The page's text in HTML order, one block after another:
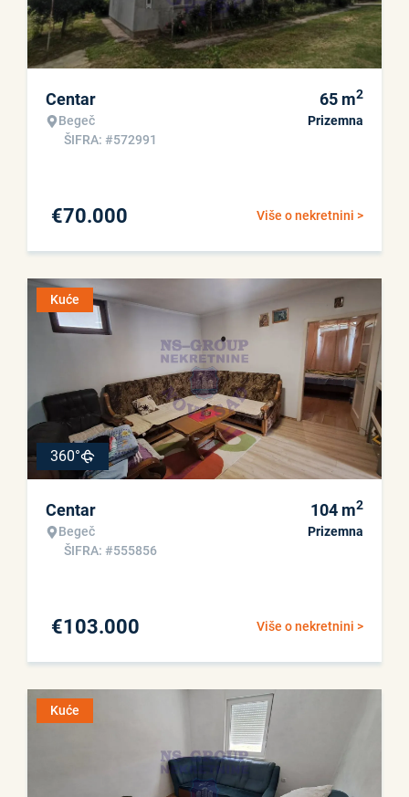
Centar
Begeč
ŠIFRA: #572991
65 m2
Prizemna
Više o nekretnini >
€70.000
Kuće
360°
Centar
Begeč
ŠIFRA: #555856
104 m2
Prizemna
Više o nekretnini >
€103.000
Kuće